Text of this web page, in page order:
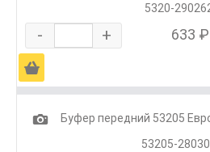
5320-
- + 633 ₽
Ä
1
Буфер передний 53205
53205-